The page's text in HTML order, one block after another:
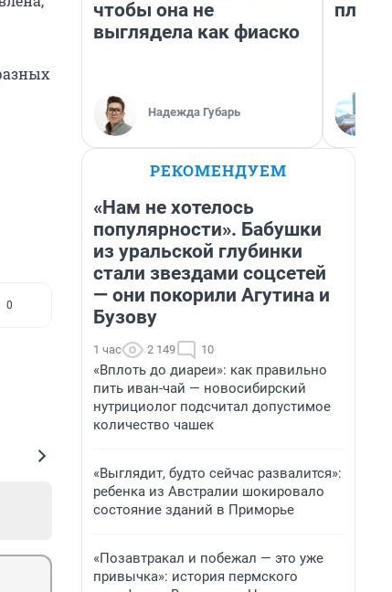
0
чтобы она не
выглядела как фиаско
Надежда Губарь
РЕКОМЕНДУЕМ
«Нам не хотелось
популярности». Бабушки
из уральской глубинки
стали звездами соцсетей
— они покорили Агутина и
Бузову
1 час 2 149 10
«Вплоть до диареи»: как правильно
пить иван-чай — новосибирский
нутрициолог подсчитал допустимое
количество чашек
«Выглядит, будто сейчас развалится»:
ребенка из Австралии шокировало
состояние зданий в Приморье
«Позавтракал и побежал — это уже
привычка»: история пермского